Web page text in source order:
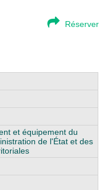
Réserver
et équipement du
de l'État et des